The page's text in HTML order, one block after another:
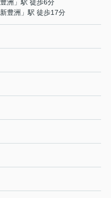
豊洲 」駅 徒歩6分
新豊洲 」駅 徒歩17分